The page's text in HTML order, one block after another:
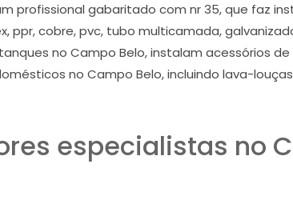
profissional gabaritado com nr 35, que faz
ppr, cobre, pvc, tubo multicamada,
no Campo Belo, instalam acessórios
no Campo Belo, incluindo lava-
especialistas no